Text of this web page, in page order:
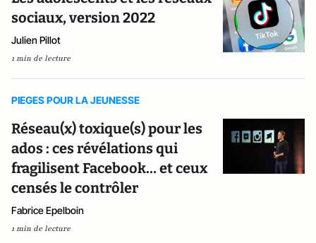
sociaux, version 2022
Julien Pillot
1 min de lecture
PIEGES POUR LA JEUNESSE
Réseau(x) toxique(s) pour les
ados : ces révélations qui
fragilisent Facebook… et ceux
censés le contrôler
Fabrice Epelboin
1 min de lecture